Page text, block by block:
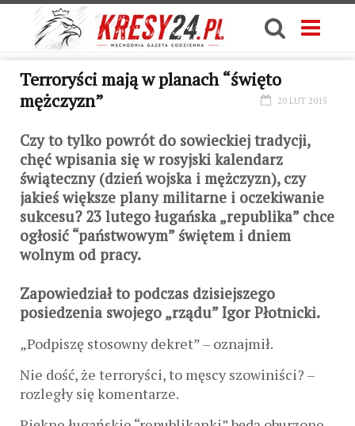
Terroryści mają w planach “święto
mężczyzn”
20 LUT 2015
Czy to tylko powrót do sowieckiej tradycji,
chęć wpisania się w rosyjski kalendarz
świąteczny (dzień wojska i mężczyzn), czy
jakieś większe plany militarne i oczekiwanie
sukcesu? 23 lutego ługańska „republika” chce
ogłosić “państwowym” świętem i dniem
wolnym od pracy.
Zapowiedział to podczas dzisiejszego
posiedzenia swojego „rządu” Igor Płotnicki.
„Podpiszę stosowny dekret” – oznajmił.
Nie dość, że terroryści, to męscy szowiniści? –
rozległy się komentarze.